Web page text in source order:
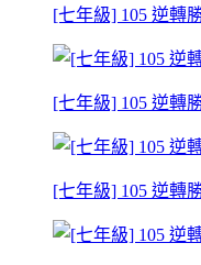
[七年級] 105 逆轉
[七年級] 105 逆轉
[七年級] 105 逆轉